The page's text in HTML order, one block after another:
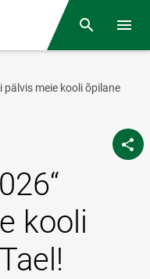
Otsing
pälvis meie kooli õpilane
kooli